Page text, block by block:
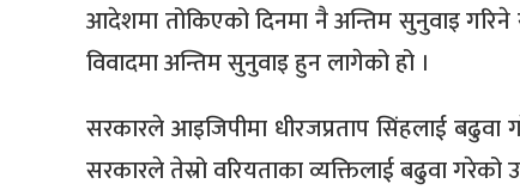
आदेशमा तोकिएको दिनमा नै अन्तिम सुनुवाइ
विवादमा अन्तिम सुनुवाइ हुन लागेको हो ।
सरकारले आइजिपीमा धीरजप्रताप सिंहलाई
सरकारले तेस्रो वरियताका व्यक्तिलाई बढुवा गरेको